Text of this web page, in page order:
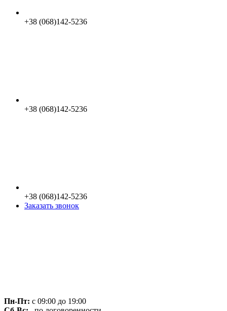
+38 (068)142-5236
+38 (068)142-5236
+38 (068)142-5236
Заказать звонок
Пн-Пт: с 09:00 до 19:00